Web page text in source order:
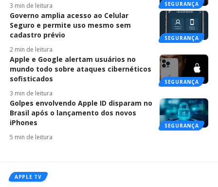
SEGURANÇA
3 min de leitura
SEGURANÇA
Governo amplia acesso ao Celular
Seguro e permite uso mesmo sem
cadastro prévio
2 min de leitura
SEGURANÇA
Apple e Google alertam usuários no
mundo todo sobre ataques cibernéticos
sofisticados
3 min de leitura
SEGURANÇA
Golpes envolvendo Apple ID disparam no
Brasil após o lançamento dos novos
iPhones
5 min de leitura
APPLE TV